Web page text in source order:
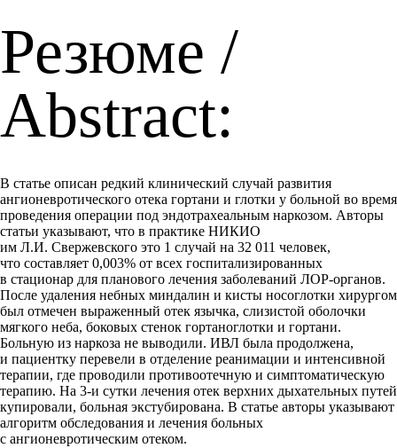
Резюме /
Abstract:
В статье описан редкий клинический случай развития
ангионевротического отека гортани и глотки у больной во время
проведения операции под эндотрахеальным наркозом. Авторы
статьи указывают, что в практике НИКИО
им Л.И. Свержевского это 1 случай на 32 011 человек,
что составляет 0,003% от всех госпитализированных
в стационар для планового лечения заболеваний ЛОР-органов.
После удаления небных миндалин и кисты носоглотки хирургом
был отмечен выраженный отек язычка, слизистой оболочки
мягкого неба, боковых стенок гортаноглотки и гортани.
Больную из наркоза не выводили. ИВЛ была продолжена,
и пациентку перевели в отделение реанимации и интенсивной
терапии, где проводили противоотечную и симптоматическую
терапию. На 3-и сутки лечения отек верхних дыхательных путей
купировали, больная экстубирована. В статье авторы указывают
алгоритм обследования и лечения больных
с ангионевротическим отеком.